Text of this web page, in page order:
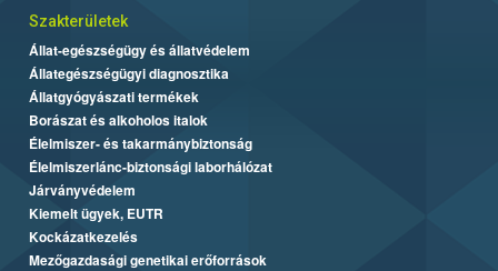
Szakterületek
Állat-egészségügy és állatvédelem
Állategészségügyi diagnosztika
Állatgyógyászati termékek
Borászat és alkoholos italok
Élelmiszer- és takarmánybiztonság
Élelmiszerlánc-biztonsági laborhálózat
Járványvédelem
Kiemelt ügyek, EUTR
Kockázatkezelés
Mezőgazdasági genetikai erőforrások